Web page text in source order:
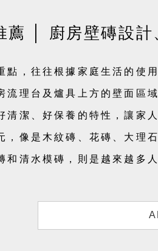
薦 │ 廚房壁磚設
點，往往根據家庭生活的使
流理台及爐具上方的壁面區
清潔、好保養的特性，讓家
，像是木紋磚、花磚、大理
和清水模磚，則是越來越多